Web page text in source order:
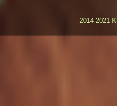
2014-2021